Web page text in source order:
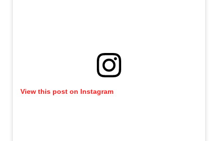
View this post on Instagram